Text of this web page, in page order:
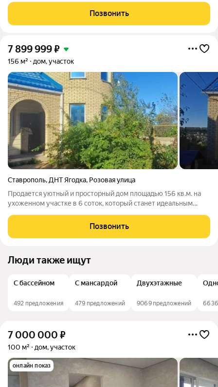
Позвонить
7 899 999₽
156 м² дом, участок
Ставрополь, ДНТ Ягодка, Розовая улица
Продается уютный и просторный дом площадью 156 кв.м. на
ухоженном участке в 6 соток, который станет идеальным
комнат, где каждый сможет найти свое пространство для
отдыха и творчества. Два
Позвонить
Люди также ищут
С бассейном
492 предложения
С мансардой
479 предложений
Двухэтажные
9069 предложений
7 000 000 ₽
100 м² дом, участок
онлайн показ